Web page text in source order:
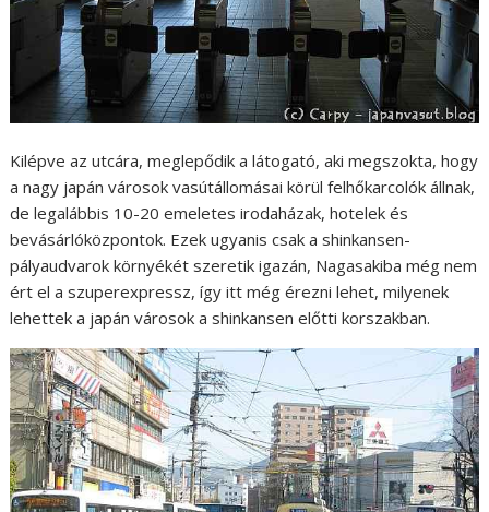
Kilépve az utcára, meglepődik a látogató, aki megszokta, hogy
a nagy japán városok vasútállomásai körül felhőkarcolók állnak,
de legalábbis 10-20 emeletes irodaházak, hotelek és
bevásárlóközpontok. Ezek ugyanis csak a shinkansen-
pályaudvarok környékét szeretik igazán, Nagasakiba még nem
ért el a szuperexpressz, így itt még érezni lehet, milyenek
lehettek a japán városok a shinkansen előtti korszakban.